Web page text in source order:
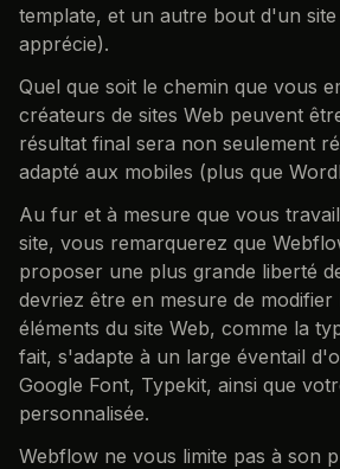
template, et un autre bout d'un
apprécie).
Quel que soit le chemin que vous
créateurs de sites Web peuvent
résultat final sera non seulement
adapté aux mobiles (plus que
Au fur et à mesure que vous
site, vous remarquerez que
proposer une plus grande liberté
devriez être en mesure de modifier
éléments du site Web, comme la
fait, s'adapte à un large éventail
Google Font, Typekit, ainsi que
personnalisée.
Webflow ne vous limite pas à son